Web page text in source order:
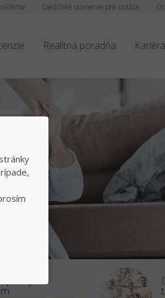
Dedičské ocenenie pre notára
Realitná poradňa Kariéra
a rýchly
v realitách na